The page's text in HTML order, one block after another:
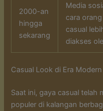
2000-an
hingga
sekarang
Media
cara
casual
diakses
Casual Look di Era Modern
Saat ini, gaya casual telah
populer di kalangan